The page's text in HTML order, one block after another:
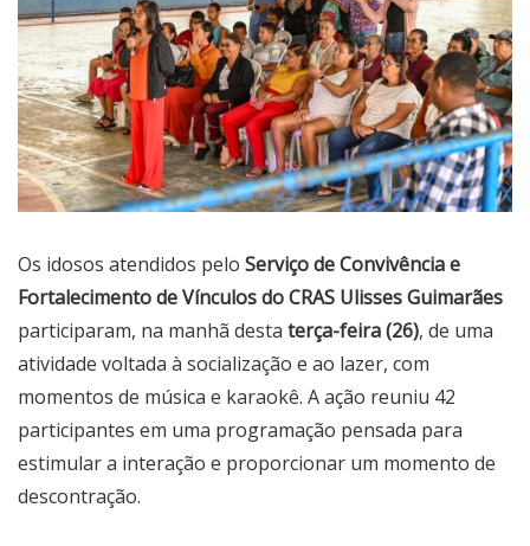
Os idosos atendidos pelo Serviço de Convivência e
Fortalecimento de Vínculos do CRAS Ulisses Guimarães
participaram, na manhã desta terça-feira (26), de uma
atividade voltada à socialização e ao lazer, com
momentos de música e karaokê. A ação reuniu 42
participantes em uma programação pensada para
estimular a interação e proporcionar um momento de
descontração.